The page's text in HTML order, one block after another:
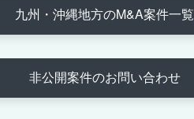
九州・沖縄地方のM&A案件一覧
非公開案件のお問い合わせ